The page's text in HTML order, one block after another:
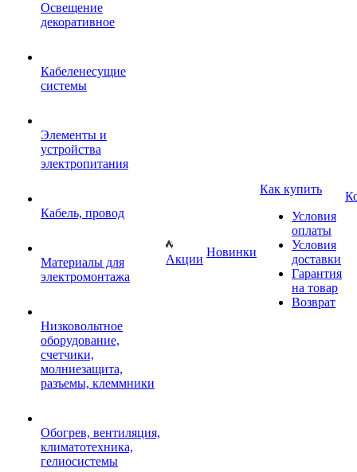
Освещение
декоративное
Кабеленесущие
системы
Элементы и
устройства
электропитания
Кабель, провод
Материалы для
электромонтажа
Низковольтное
оборудование,
счетчики,
молниезащита,
разъемы, клеммники
Обогрев, вентиляция,
климатотехника,
гелиосистемы
Акции
Новинки
Как купить
Условия
оплаты
Условия
доставки
Гарантия
на товар
Возврат